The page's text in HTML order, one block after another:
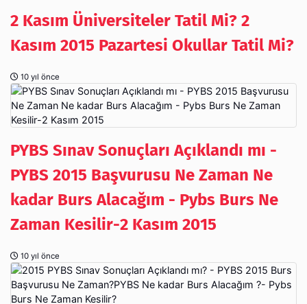
2 Kasım Üniversiteler Tatil Mi? 2
Kasım 2015 Pazartesi Okullar Tatil Mi?
10 yıl önce
PYBS Sınav Sonuçları Açıklandı mı -
PYBS 2015 Başvurusu Ne Zaman Ne
kadar Burs Alacağım - Pybs Burs Ne
Zaman Kesilir-2 Kasım 2015
10 yıl önce